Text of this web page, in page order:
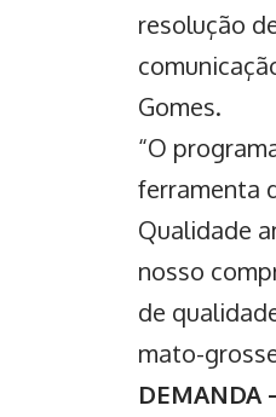
resolução
Gomes.
“O
ferramenta
Qualidade
nosso
de
mato-
DEMANDA